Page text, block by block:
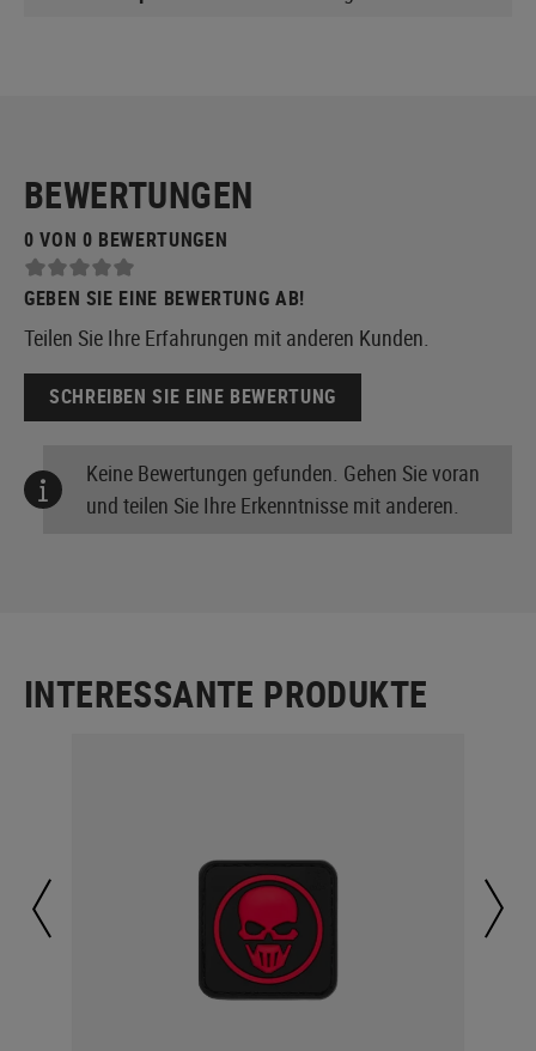
BEWERTUNGEN
0 VON 0 BEWERTUNGEN
GEBEN SIE EINE BEWERTUNG AB!
Teilen Sie Ihre Erfahrungen mit anderen Kunden.
SCHREIBEN SIE EINE BEWERTUNG
Keine Bewertungen gefunden. Gehen Sie voran
und teilen Sie Ihre Erkenntnisse mit anderen.
INTERESSANTE PRODUKTE